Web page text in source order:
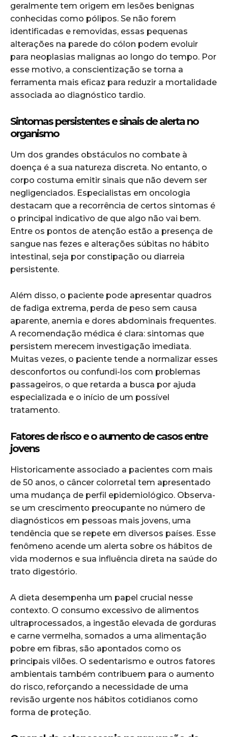
geralmente tem origem em lesões benignas
conhecidas como pólipos. Se não forem
identificadas e removidas, essas pequenas
alterações na parede do cólon podem evoluir
para neoplasias malignas ao longo do tempo. Por
esse motivo, a conscientização se torna a
ferramenta mais eficaz para reduzir a mortalidade
associada ao diagnóstico tardio.
Sintomas persistentes e sinais de alerta no
organismo
Um dos grandes obstáculos no combate à
doença é a sua natureza discreta. No entanto, o
corpo costuma emitir sinais que não devem ser
negligenciados. Especialistas em oncologia
destacam que a recorrência de certos sintomas é
o principal indicativo de que algo não vai bem.
Entre os pontos de atenção estão a presença de
sangue nas fezes e alterações súbitas no hábito
intestinal, seja por constipação ou diarreia
persistente.
Além disso, o paciente pode apresentar quadros
de fadiga extrema, perda de peso sem causa
aparente, anemia e dores abdominais frequentes.
A recomendação médica é clara: sintomas que
persistem merecem investigação imediata.
Muitas vezes, o paciente tende a normalizar esses
desconfortos ou confundi-los com problemas
passageiros, o que retarda a busca por ajuda
especializada e o início de um possível
tratamento.
Fatores de risco e o aumento de casos entre
jovens
Historicamente associado a pacientes com mais
de 50 anos, o câncer colorretal tem apresentado
uma mudança de perfil epidemiológico. Observa-
se um crescimento preocupante no número de
diagnósticos em pessoas mais jovens, uma
tendência que se repete em diversos países. Esse
fenômeno acende um alerta sobre os hábitos de
vida modernos e sua influência direta na saúde do
trato digestório.
A dieta desempenha um papel crucial nesse
contexto. O consumo excessivo de alimentos
ultraprocessados, a ingestão elevada de gorduras
e carne vermelha, somados a uma alimentação
pobre em fibras, são apontados como os
principais vilões. O sedentarismo e outros fatores
ambientais também contribuem para o aumento
do risco, reforçando a necessidade de uma
revisão urgente nos hábitos cotidianos como
forma de proteção.